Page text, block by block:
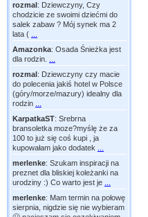
rozmal: Dziewczyny, Czy
chodzicie ze swoimi dziećmi do
salek zabaw ? Mój synek ma 2
lata (
Amazonka: Osada Śnieżka jest
dla rodzin.
rozmal: Dziewczyny czy macie
do polecenia jakiś hotel w Polsce
(góry/morze/mazury) idealny dla
rodzin
KarpatkaST: Srebrna
bransoletka moze?myślę że za
100 to już się coś kupi , ja
kupowałam jako dodatek
merlenke: Szukam inspiracji na
preznet dla bliskiej koleżanki na
urodziny :) Co warto jest je
merlenke: Mam termin na połowę
sierpnia, nigdzie się nie wybieram